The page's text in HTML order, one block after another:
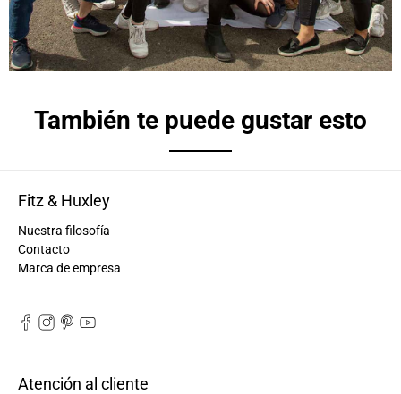
También te puede gustar esto
Fitz & Huxley
Nuestra filosofía
Contacto
Marca de empresa
Atención al cliente